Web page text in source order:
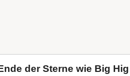
der Sterne wie Big